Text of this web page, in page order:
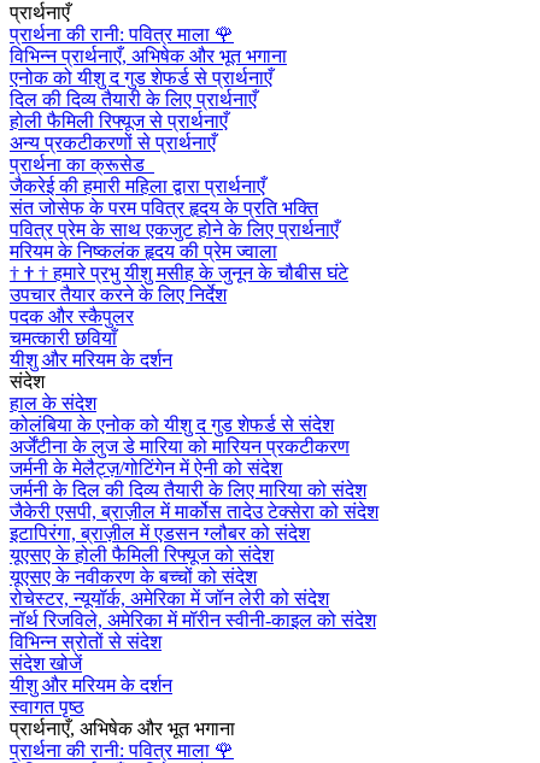
प्रार्थनाएँ
प्रार्थना की रानी: पवित्र माला 🌹
विभिन्न प्रार्थनाएँ, अभिषेक और भूत भगाना
एनोक को यीशु द गुड शेफर्ड से प्रार्थनाएँ
दिल की दिव्य तैयारी के लिए प्रार्थनाएँ
होली फैमिली रिफ्यूज से प्रार्थनाएँ
अन्य प्रकटीकरणों से प्रार्थनाएँ
प्रार्थना का क्रूसेड
जैकरेई की हमारी महिला द्वारा प्रार्थनाएँ
संत जोसेफ के परम पवित्र हृदय के प्रति भक्ति
पवित्र प्रेम के साथ एकजुट होने के लिए प्रार्थनाएँ
मरियम के निष्कलंक हृदय की प्रेम ज्वाला
† † † हमारे प्रभु यीशु मसीह के जुनून के चौबीस घंटे
उपचार तैयार करने के लिए निर्देश
पदक और स्कैपुलर
चमत्कारी छवियाँ
यीशु और मरियम के दर्शन
संदेश
हाल के संदेश
कोलंबिया के एनोक को यीशु द गुड शेफर्ड से संदेश
अर्जेंटीना के लुज डे मारिया को मारियन प्रकटीकरण
जर्मनी के मेलैट्ज़/गोटिंगेन में ऐनी को संदेश
जर्मनी के दिल की दिव्य तैयारी के लिए मारिया को संदेश
जैकेरी एसपी, ब्राज़ील में मार्कोस तादेउ टेक्सेरा को संदेश
इटापिरंगा, ब्राज़ील में एडसन ग्लौबर को संदेश
यूएसए के होली फैमिली रिफ्यूज को संदेश
यूएसए के नवीकरण के बच्चों को संदेश
रोचेस्टर, न्यूयॉर्क, अमेरिका में जॉन लेरी को संदेश
नॉर्थ रिजविले, अमेरिका में मॉरीन स्वीनी-काइल को संदेश
विभिन्न स्रोतों से संदेश
संदेश खोजें
यीशु और मरियम के दर्शन
स्वागत पृष्ठ
प्रार्थनाएँ, अभिषेक और भूत भगाना
प्रार्थना की रानी: पवित्र माला 🌹